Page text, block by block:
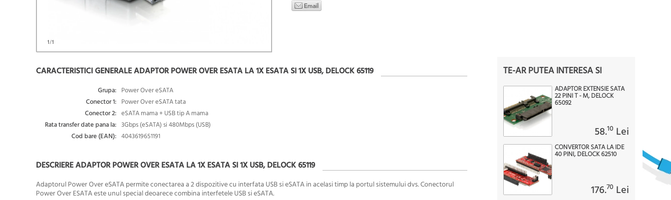
1/1
CARACTERISTICI GENERALE ADAPTOR POWER OVER ESATA LA 1X ESATA SI 1X USB, DELOCK 65119
Grupa: Power Over eSATA
Conector 1: Power Over eSATA tata
Conector 2: eSATA mama + USB tip A mama
Rata transfer date pana la: 3Gbps (eSATA) si 480Mbps (USB)
Cod bare (EAN): 4043619651191
DESCRIERE ADAPTOR POWER OVER ESATA LA 1X ESATA SI 1X USB, DELOCK 65119
Adaptorul Power Over eSATA permite conectarea a 2 dispozitive cu interfata USB si eSATA in acelasi timp la portul sistemului dvs. Conectorul
Power Over ESATA este unul special deoarece combina interfetele USB si eSATA.
TE-AR PUTEA INTERESA SI
ADAPTOR EXTENSIE SATA
22 PINI T - M, DELOCK
65092
58.10 Lei
CONVERTOR SATA LA IDE
40 PINI, DELOCK 62510
176.70 Lei